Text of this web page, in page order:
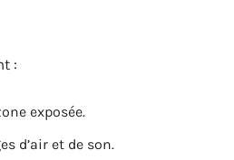
:
exposée.
d’air et de son.